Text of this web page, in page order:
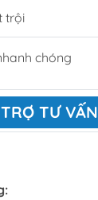
trội
chóng
TƯ VẤN